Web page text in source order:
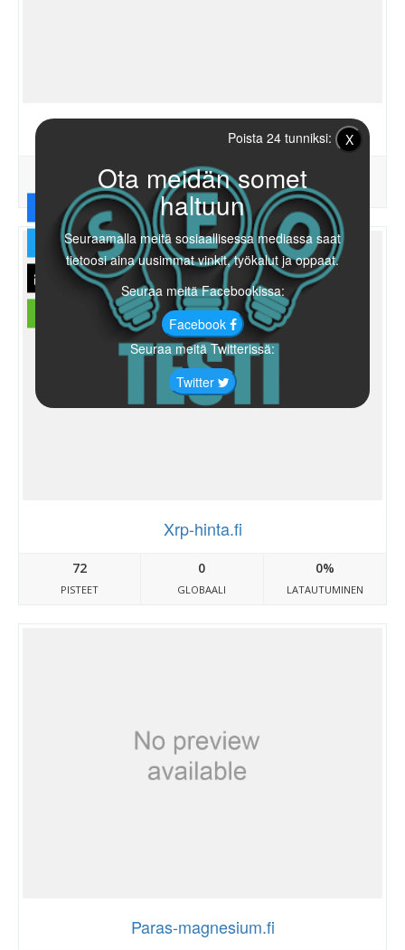
Saxumdao.com
PISTEET
0
GLOBAALI LATAUTUMINEN
Xrp-hinta.fi
72
PISTEET
0
GLOBAALI
0%
LATAUTUMINEN
Paras-magnesium.fi
Ota meidän somet
haltuun
Seuraamalla meitä sosiaallisessa mediassa saat
tietoosi aina uusimmat vinkit, työkalut ja oppaat.
Seuraa meitä Facebookissa:
Facebook
Seuraa meitä Twitterissä:
Twitter
Poista 24 tunniksi: X